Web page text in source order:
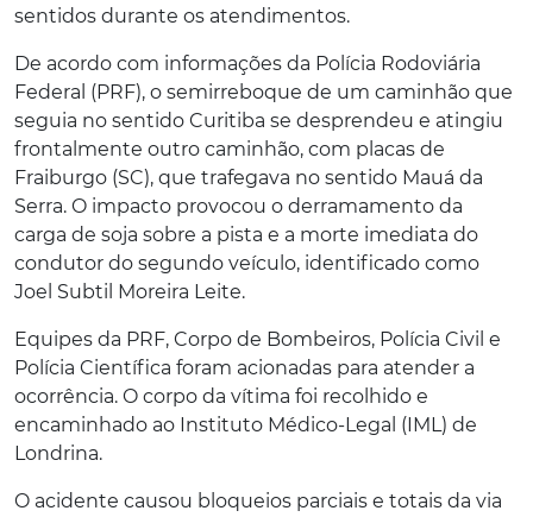
sentidos durante os atendimentos.
De acordo com informações da Polícia Rodoviária
Federal (PRF), o semirreboque de um caminhão que
seguia no sentido Curitiba se desprendeu e atingiu
frontalmente outro caminhão, com placas de
Fraiburgo (SC), que trafegava no sentido Mauá da
Serra. O impacto provocou o derramamento da
carga de soja sobre a pista e a morte imediata do
condutor do segundo veículo, identificado como
Joel Subtil Moreira Leite.
Equipes da PRF, Corpo de Bombeiros, Polícia Civil e
Polícia Científica foram acionadas para atender a
ocorrência. O corpo da vítima foi recolhido e
encaminhado ao Instituto Médico-Legal (IML) de
Londrina.
O acidente causou bloqueios parciais e totais da via